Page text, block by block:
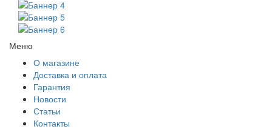
Меню
О магазине
Доставка и оплата
Гарантия
Новости
Статьи
Контакты